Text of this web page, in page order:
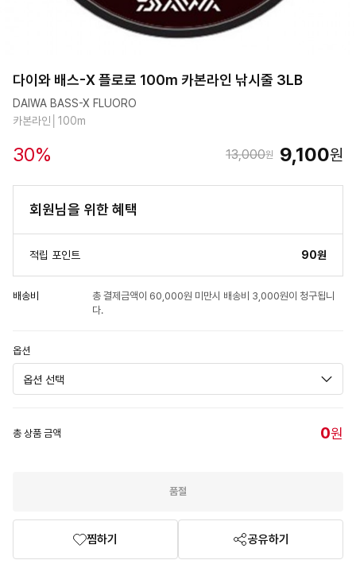
다이와 배스-X 플로로 100m 카본라인 낚시줄 3LB
DAIWA BASS-X FLUORO
카본라인│100m
30% 13,000원 9,100원
회원님을 위한 혜택
적립 포인트 90원
배송비
총 결제금액이 60,000원 미만시 배송비 3,000원이 청구됩니
다.
옵션
총 상품 금액 0원
품절
찜하기 공유하기